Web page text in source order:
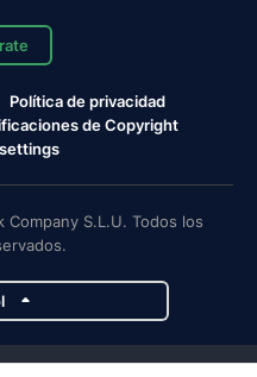
Política de privacidad
de Copyright
S.L.U. Todos los